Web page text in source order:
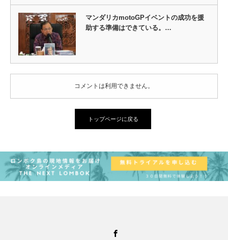
マンダリカmotoGPイベントの成功を援
助する準備はできている。…
コメントは利用できません。
トップページに戻る